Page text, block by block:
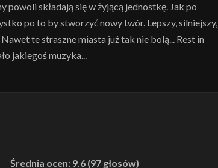
składają się w żyjącą jednostkę. Jak po
po to by stworzyć nowy twór. Lepszy, silniejszy,
te straszne miasta już tak nie bolą... Rest in
jakiegoś muzyka...
Średnia ocen: 9.6 (97 głosów)